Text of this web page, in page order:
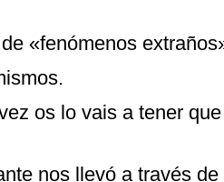
«fenómenos
os lo vais a tener
nos llevó a través